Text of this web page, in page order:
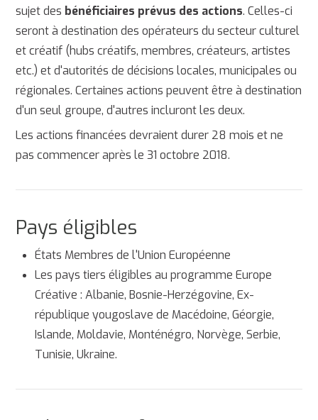
sujet des bénéficiaires prévus des actions. Celles-ci
seront à destination des opérateurs du secteur culturel
et créatif (hubs créatifs, membres, créateurs, artistes
etc.) et d'autorités de décisions locales, municipales ou
régionales. Certaines actions peuvent être à destination
d'un seul groupe, d'autres incluront les deux.
Les actions financées devraient durer 28 mois et ne
pas commencer après le 31 octobre 2018.
Pays éligibles
États Membres de l'Union Européenne
Les pays tiers éligibles au programme Europe
Créative : Albanie, Bosnie-Herzégovine, Ex-
république yougoslave de Macédoine, Géorgie,
Islande, Moldavie, Monténégro, Norvège, Serbie,
Tunisie, Ukraine.